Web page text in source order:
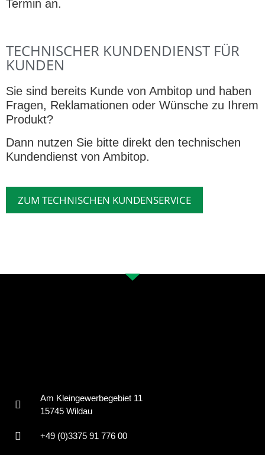
Termin an.
TECHNISCHER KUNDENDIENST FÜR
KUNDEN
Sie sind bereits Kunde von Ambitop und haben
Fragen, Reklamationen oder Wünsche zu Ihrem
Produkt?
Dann nutzen Sie bitte direkt den technischen
Kundendienst von Ambitop.
ZUM TECHNISCHEN KUNDENSERVICE
Am Kleingewerbegebiet 11
15745 Wildau
+49 (0)3375 91 776 00